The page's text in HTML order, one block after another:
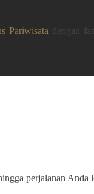
Pariwisata dengan
perjalanan Anda